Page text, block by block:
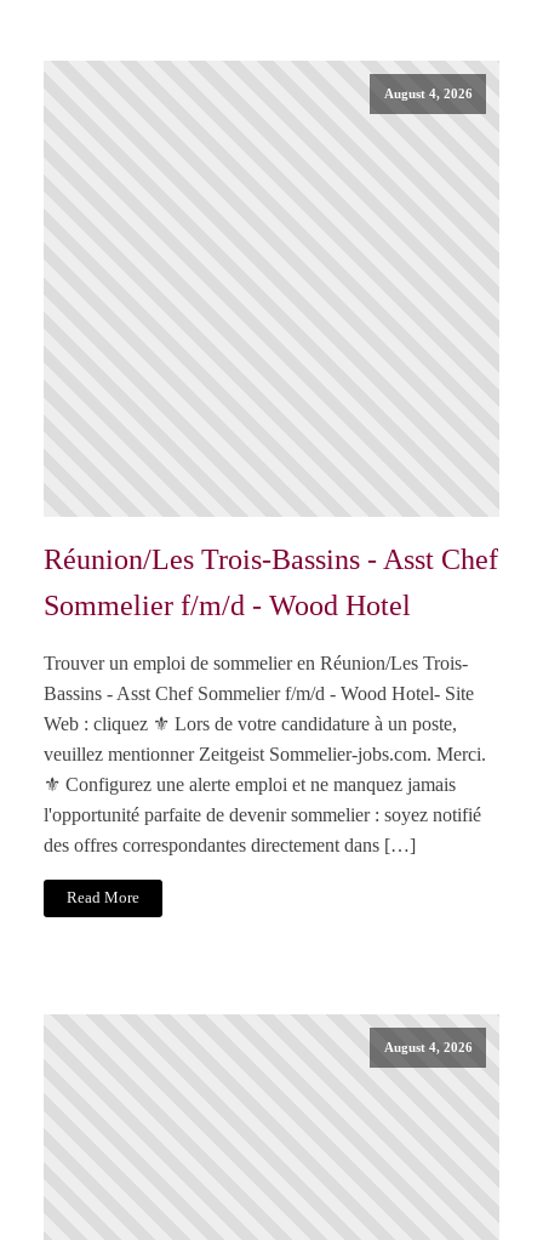
August 4, 2026
Réunion/Les Trois-Bassins - Asst Chef
Sommelier f/m/d - Wood Hotel
Trouver un emploi de sommelier en Réunion/Les Trois-
Bassins - Asst Chef Sommelier f/m/d - Wood Hotel- Site
Web : cliquez ⚜️ Lors de votre candidature à un poste,
veuillez mentionner Zeitgeist Sommelier-jobs.com. Merci.
⚜️ Configurez une alerte emploi et ne manquez jamais
l'opportunité parfaite de devenir sommelier : soyez notifié
des offres correspondantes directement dans […]
Read More
August 4, 2026